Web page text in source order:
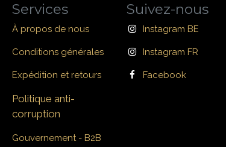
Services
À propos de nous
Conditions générales
Expédition et retours
Politique anti-
corruption
Gouvernement - B2B
Suivez-nous
Instagram BE
Instagram FR
Facebook